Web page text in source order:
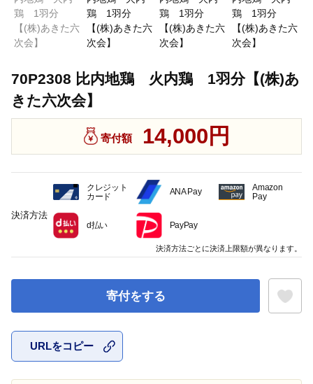
70P2308 比内地鶏 火内鶏 1羽分【(株)あ
きた六次会】
寄付額 14,000円
寄付をする
URLをコピー
決済方法
クレジット
カード
ANA Pay
Amazon
Pay
d払い PayPay
決済方法ごとに決済上限額が異なります。